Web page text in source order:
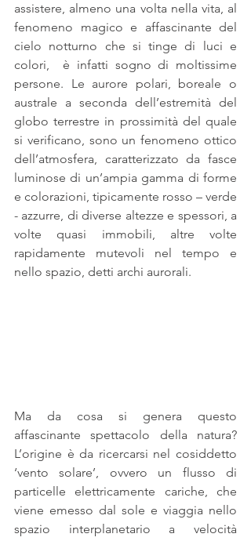
assistere, almeno una volta nella vita, al
fenomeno magico e affascinante del
cielo notturno che si tinge di luci e
colori,  è infatti sogno di moltissime
persone. Le aurore polari, boreale o
australe a seconda dell’estremità del
globo terrestre in prossimità del quale
si verificano, sono un fenomeno ottico
dell’atmosfera, caratterizzato da fasce
luminose di un’ampia gamma di forme
e colorazioni, tipicamente rosso – verde
- azzurre, di diverse altezze e spessori, a
volte quasi immobili, altre volte
rapidamente mutevoli nel tempo e
nello spazio, detti archi aurorali.
Ma da cosa si genera questo
affascinante spettacolo della natura?
L’origine è da ricercarsi nel cosiddetto
‘vento solare’, ovvero un flusso di
particelle elettricamente cariche, che
viene emesso dal sole e viaggia nello
spazio interplanetario a velocità